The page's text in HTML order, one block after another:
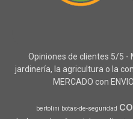
Opiniones de clientes 5/5 -
jardinería, la agricultura o la
MERCADO con
bertolini botas-de-seguridad